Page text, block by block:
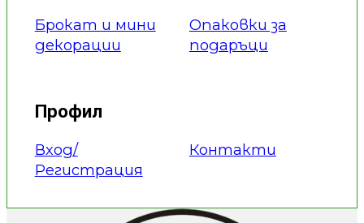
Брокат и мини
декорации
Опаковки за
подаръци
Профил
Вход/
Регистрация
Контакти